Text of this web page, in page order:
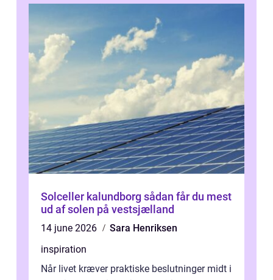
Solceller kalundborg sådan får du mest
ud af solen på vestsjælland
14 june 2026
Sara Henriksen
inspiration
Når livet kræver praktiske beslutninger midt i